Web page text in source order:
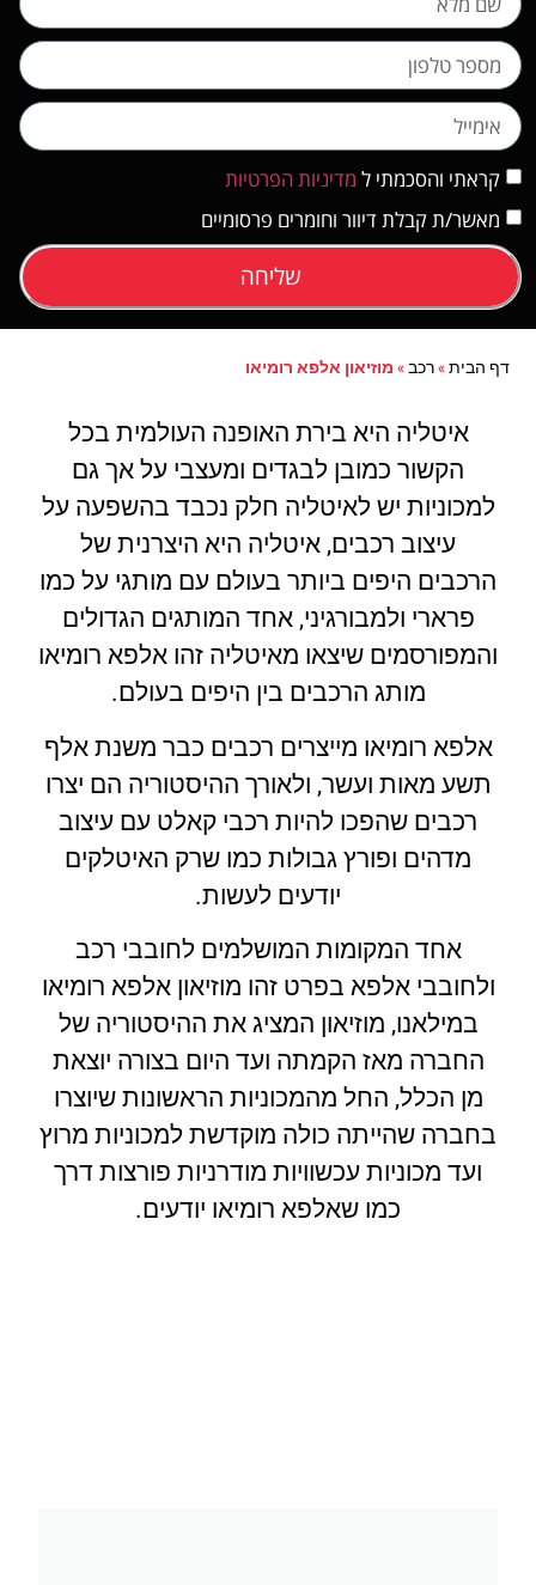
קראתי והסכמתי ל מדיניות הפרטיות
מאשר/ת קבלת דיוור וחומרים פרסומיים
שליחה
דף הבית»רכב» מוזיאון אלפא רומיאו
איטליה היא בירת האופנה העולמית בכל
הקשור כמובן לבגדים ומעצבי על אך גם
למכוניות יש לאיטליה חלק נכבד בהשפעה על
עיצוב רכבים, איטליה היא היצרנית של
הרכבים היפים ביותר בעולם עם מותגי על כמו
פרארי ולמבורגיני, אחד המותגים הגדולים
והמפורסמים שיצאו מאיטליה זהו אלפא רומיאו
מותג הרכבים בין היפים בעולם.
אלפא רומיאו מייצרים רכבים כבר משנת אלף
תשע מאות ועשר, ולאורך ההיסטוריה הם יצרו
רכבים שהפכו להיות רכבי קאלט עם עיצוב
מדהים ופורץ גבולות כמו שרק האיטלקים
יודעים לעשות.
אחד המקומות המושלמים לחובבי רכב
ולחובבי אלפא בפרט זהו מוזיאון אלפא רומיאו
במילאנו, מוזיאון המציג את ההיסטוריה של
החברה מאז הקמתה ועד היום בצורה יוצאת
מן הכלל, החל מהמכוניות הראשונות שיוצרו
בחברה שהייתה כולה מוקדשת למכוניות מרוץ
ועד מכוניות עכשוויות מודרניות פורצות דרך
כמו שאלפא רומיאו יודעים.